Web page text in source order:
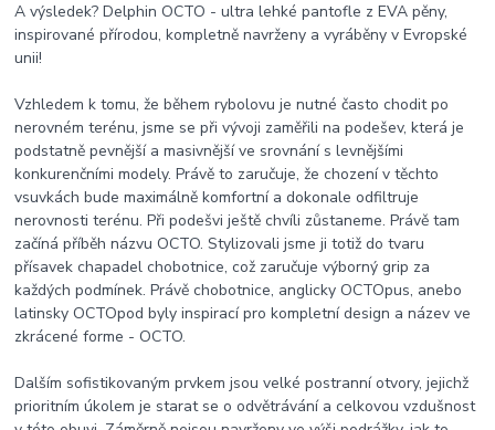
A výsledek? Delphin OCTO - ultra lehké pantofle z EVA pěny,
inspirované přírodou, kompletně navrženy a vyráběny v Evropské
unii!
Vzhledem k tomu, že během rybolovu je nutné často chodit po
nerovném terénu, jsme se při vývoji zaměřili na podešev, která je
podstatně pevnější a masivnější ve srovnání s levnějšími
konkurenčními modely. Právě to zaručuje, že chození v těchto
vsuvkách bude maximálně komfortní a dokonale odfiltruje
nerovnosti terénu. Při podešvi ještě chvíli zůstaneme. Právě tam
začíná příběh názvu OCTO. Stylizovali jsme ji totiž do tvaru
přísavek chapadel chobotnice, což zaručuje výborný grip za
každých podmínek. Právě chobotnice, anglicky OCTOpus, anebo
latinsky OCTOpod byly inspirací pro kompletní design a název ve
zkrácené forme - OCTO.
Dalším sofistikovaným prvkem jsou velké postranní otvory, jejichž
prioritním úkolem je starat se o odvětrávání a celkovou vzdušnost